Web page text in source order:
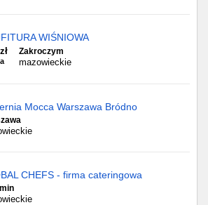
WIŚNIOWA
Zakroczym
mazowieckie
Mocca Warszawa Bródno
CHEFS - firma cateringowa